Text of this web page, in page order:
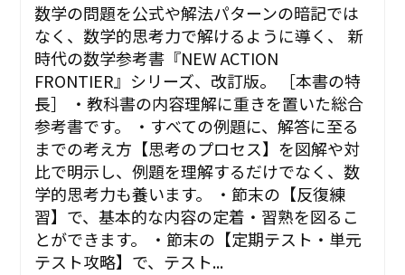
数学の問題を公式や解法パターンの暗記では
なく、数学的思考力で解けるように導く、 新
時代の数学参考書『NEW ACTION
FRONTIER』シリーズ、改訂版。 ［本書の特
長］ ・教科書の内容理解に重きを置いた総合
参考書です。 ・すべての例題に、解答に至る
までの考え方【思考のプロセス】を図解や対
比で明示し、例題を理解するだけでなく、数
学的思考力も養います。 ・節末の【反復練
習】で、基本的な内容の定着・習熟を図るこ
とができます。 ・節末の【定期テスト・単元
テスト攻略】で、テスト...